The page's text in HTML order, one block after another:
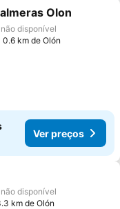
aos favoritos
Olon
disponível
0.6 km de Olón
Ver preços
aos favoritos
disponível
km de Olón